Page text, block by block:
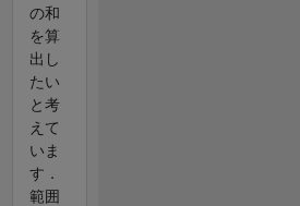
の和
を算
出し
たい
と考
えて
いま
す．
範囲